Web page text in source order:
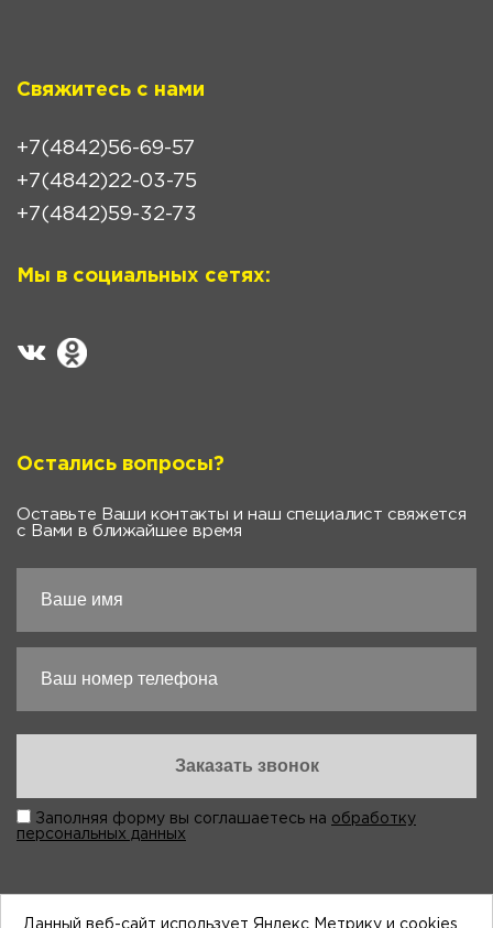
Свяжитесь с нами
+7(4842)56-69-57
+7(4842)22-03-75
+7(4842)59-32-73
Мы в социальных сетях:
Остались вопросы?
Оставьте Ваши контакты и наш специалист свяжется
с Вами в ближайшее время
Заполняя форму вы соглашаетесь на обработку
персональных данных
Данный веб-сайт использует Яндекс Метрику и cookies